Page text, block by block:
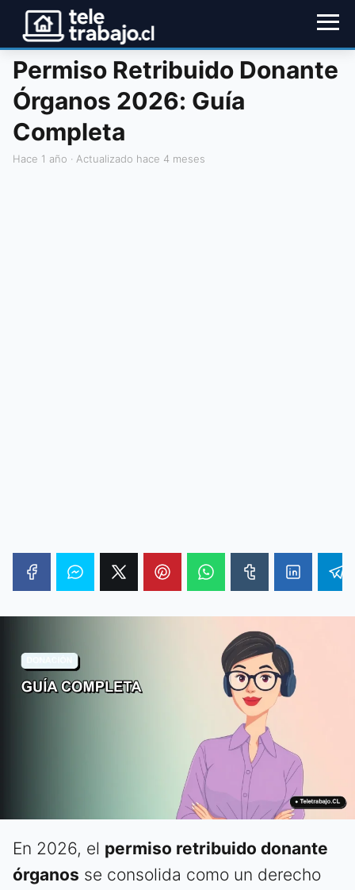
Permiso Retribuido Donante
Órganos 2026: Guía
Completa
hace 1 año · Actualizado hace 4 meses
En 2026, el permiso retribuido donante
órganos se consolida como un derecho